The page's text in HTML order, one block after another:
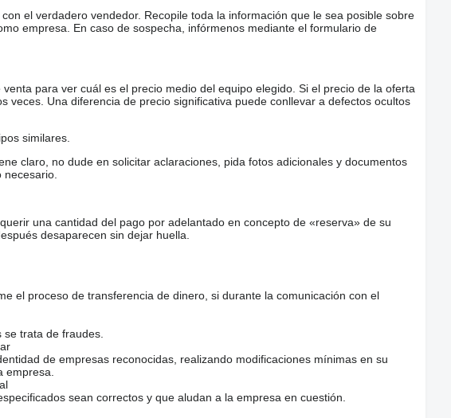
el verdadero vendedor. Recopile toda la información que le sea posible sobre
empresa. En caso de sospecha, infórmenos mediante el formulario de
para ver cuál es el precio medio del equipo elegido. Si el precio de la oferta
Una diferencia de precio significativa puede conllevar a defectos ocultos
similares.
claro, no dude en solicitar aclaraciones, pida fotos adicionales y documentos
una cantidad del pago por adelantado en concepto de «reserva» de su
desaparecen sin dejar huella.
el proceso de transferencia de dinero, si durante la comunicación con el
trata de fraudes.
de empresas reconocidas, realizando modificaciones mínimas en su
empresa.
sean correctos y que aludan a la empresa en cuestión.